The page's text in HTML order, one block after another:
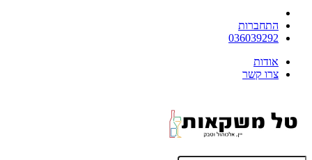
התחברות
036039292
אודות
צרו קשר